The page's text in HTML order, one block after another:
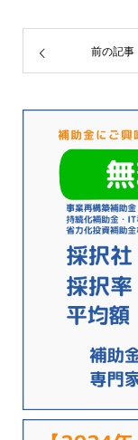
前の記事